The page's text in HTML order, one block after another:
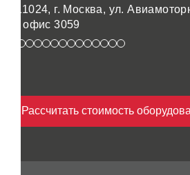
111024, г. Москва, ул.
3, офис 3059
Рассчитать стоимость